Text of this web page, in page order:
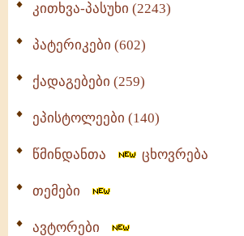
კითხვა-პასუხი (2243)
პატერიკები (602)
ქადაგებები (259)
ეპისტოლეები (140)
წმინდანთა ცხოვრება
თემები
ავტორები